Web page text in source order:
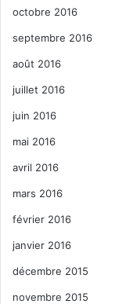
octobre 2016
septembre 2016
août 2016
juillet 2016
juin 2016
mai 2016
avril 2016
mars 2016
février 2016
janvier 2016
décembre 2015
novembre 2015